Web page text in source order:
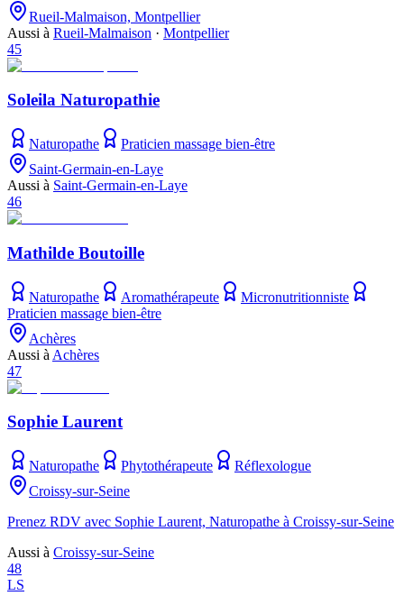
Rueil-Malmaison, Montpellier
Aussi à Rueil-Malmaison · Montpellier
45
Soleila Naturopathie
Naturopathe
Praticien massage bien-être
Saint-Germain-en-Laye
Aussi à Saint-Germain-en-Laye
46
Mathilde Boutoille
Naturopathe Aromathérapeute
Micronutritionniste
Praticien massage bien-être
Achères
Aussi à Achères
47
Sophie Laurent
Naturopathe Phytothérapeute
Réflexologue
Croissy-sur-Seine
Prenez RDV avec Sophie Laurent, Naturopathe à Croissy-sur-Seine
Aussi à Croissy-sur-Seine
48
LS